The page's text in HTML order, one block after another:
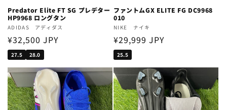
Predator Elite FT SG プレデター
HP9968 ロングタン
Vendor:
ADIDAS アディダス
Regular
price
¥32,500 JPY
27.5 28.0
ファントムGX ELITE FG DC9968
010
Vendor:
NIKE ナイキ
Regular
price
¥29,999 JPY
25.5